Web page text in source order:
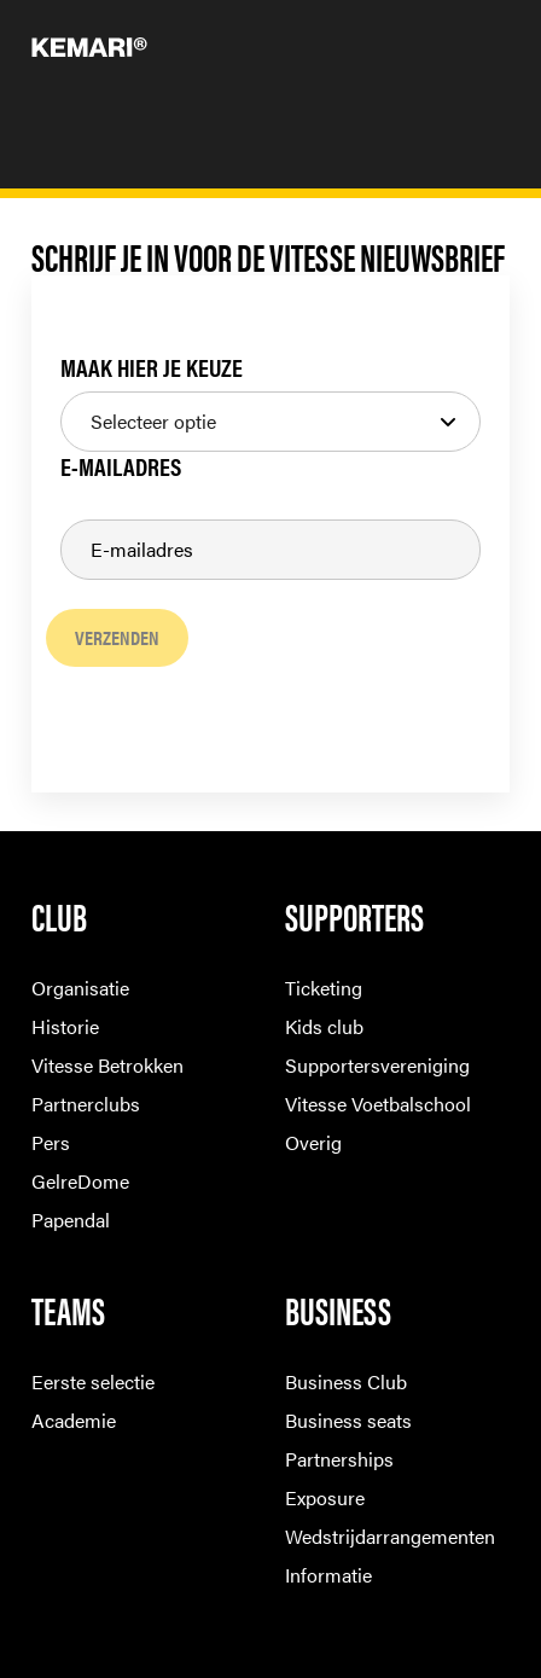
SCHRIJF JE IN VOOR DE VITESSE NIEUWSBRIEF
MAAK HIER JE KEUZE
E-MAILADRES
VERZENDEN
CLUB
Organisatie
Historie
Vitesse Betrokken
Partnerclubs
Pers
GelreDome
Papendal
SUPPORTERS
Ticketing
Kids club
Supportersvereniging
Vitesse Voetbalschool
Overig
TEAMS
Eerste selectie
Academie
BUSINESS
Business Club
Business seats
Partnerships
Exposure
Wedstrijdarrangementen
Informatie